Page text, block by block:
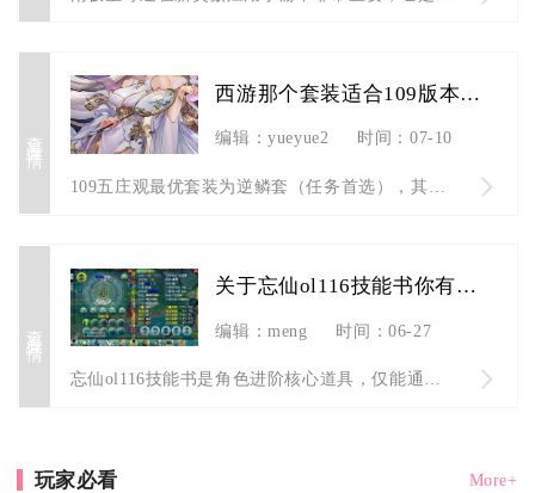
查看详情
西游那个套装适合109版本的五庄角色
编辑：yueyue2 时间：07-10
关于忘仙ol116技能书你有什么了解
编辑：meng 时间：06-27
玩家必看 More+